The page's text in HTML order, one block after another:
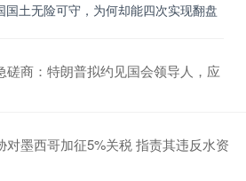
国土无险可守，为何却能四次实现翻盘
磋商：特朗普拟约见国会领导人，应
墨西哥加征5%关税 指责其违反水资